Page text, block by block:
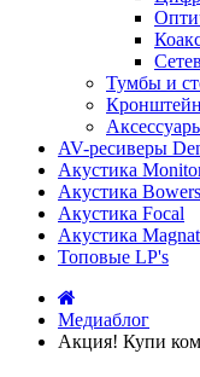
Тумбы и
AV-ресиверы
Акустика
Акустика
Акустика Focal
Акустика Magnat
Топовые LP's
Медиаблог
Акция! Купи